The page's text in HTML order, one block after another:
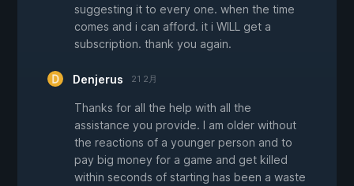
suggesting it to every one. when the time
comes and i can afford. it i WILL get a
subscription. thank you again.
Denjerus 21 2月
Thanks for all the help with all the
assistance you provide. I am older without
the reactions of a younger person and to
pay big money for a game and get killed
within seconds of starting has been a waste